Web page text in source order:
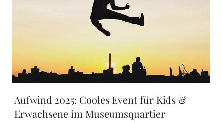
Aufwind 2025: Cooles Event für Kids &
Erwachsene im Museumsquartier